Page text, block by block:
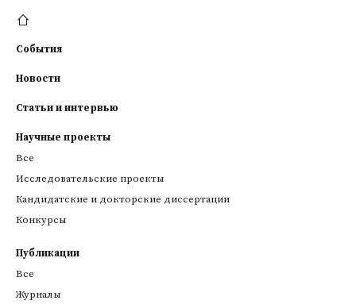
События
Новости
Статьи и интервью
Научные проекты
Все
Исследовательские проекты
Кандидатские и докторские диссертации
Конкурсы
Публикации
Все
Журналы